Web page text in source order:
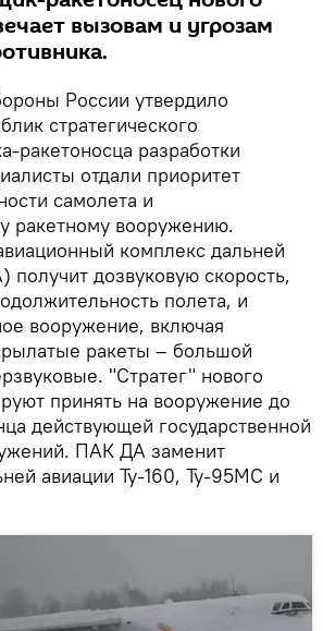
вызовам и угрозам
России утвердило
стратегического
ракетоносца разработки
отдали приоритет
самолета и
ракетному вооружению.
комплекс дальней
дозвуковую скорость,
полета, и
вооружение, включая
ракеты – большой
"Стратег" нового
принять на вооружение до
действующей государственной
ПАК ДА заменит
авиации Ту-160, Ту-95МС и